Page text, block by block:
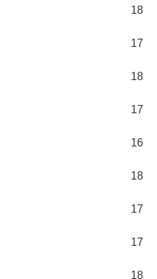
18
17
18
17
16
18
17
17
18